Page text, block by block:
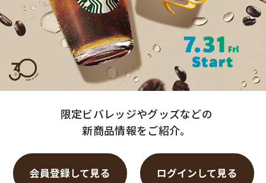
限定ビバレッジやグッズなどの
新商品情報をご紹介。
会員登録して見る ログインして見る